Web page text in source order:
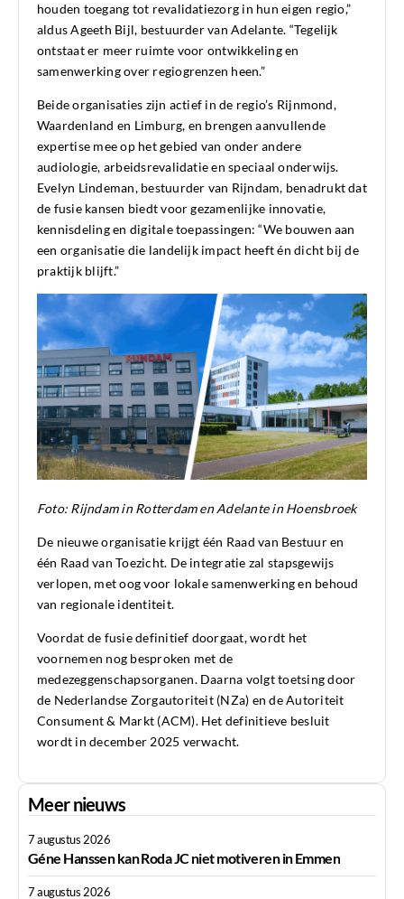
houden toegang tot revalidatiezorg in hun eigen regio,”
aldus Ageeth Bijl, bestuurder van Adelante. “Tegelijk
ontstaat er meer ruimte voor ontwikkeling en
samenwerking over regiogrenzen heen.”
Beide organisaties zijn actief in de regio’s Rijnmond,
Waardenland en Limburg, en brengen aanvullende
expertise mee op het gebied van onder andere
audiologie, arbeidsrevalidatie en speciaal onderwijs.
Evelyn Lindeman, bestuurder van Rijndam, benadrukt dat
de fusie kansen biedt voor gezamenlijke innovatie,
kennisdeling en digitale toepassingen: “We bouwen aan
een organisatie die landelijk impact heeft én dicht bij de
praktijk blijft.”
Foto: Rijndam in Rotterdam en Adelante in Hoensbroek
De nieuwe organisatie krijgt één Raad van Bestuur en
één Raad van Toezicht. De integratie zal stapsgewijs
verlopen, met oog voor lokale samenwerking en behoud
van regionale identiteit.
Voordat de fusie definitief doorgaat, wordt het
voornemen nog besproken met de
medezeggenschapsorganen. Daarna volgt toetsing door
de Nederlandse Zorgautoriteit (NZa) en de Autoriteit
Consument & Markt (ACM). Het definitieve besluit
wordt in december 2025 verwacht.
Meer nieuws
7 augustus 2026
Géne Hanssen kan Roda JC niet motiveren in Emmen
7 augustus 2026